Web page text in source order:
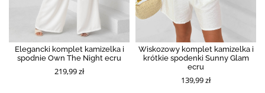
Elegancki komplet kamizelka i
spodnie Own The Night ecru
219,99 zł
Wiskozowy komplet kamizelka i
krótkie spodenki Sunny Glam
ecru
139,99 zł